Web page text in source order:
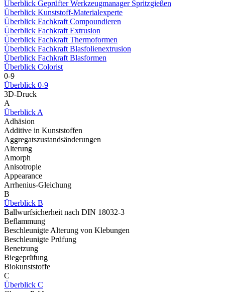
Überblick Geprüfter Werkzeugmanager Spritzgießen
Überblick Kunststoff-Materialexperte
Überblick Fachkraft Compoundieren
Überblick Fachkraft Extrusion
Überblick Fachkraft Thermoformen
Überblick Fachkraft Blasfolienextrusion
Überblick Fachkraft Blasformen
Überblick Colorist
0-9
Überblick 0-9
3D-Druck
A
Überblick A
Adhäsion
Additive in Kunststoffen
Aggregatszustandsänderungen
Alterung
Amorph
Anisotropie
Appearance
Arrhenius-Gleichung
B
Überblick B
Ballwurfsicherheit nach DIN 18032-3
Beflammung
Beschleunigte Alterung von Klebungen
Beschleunigte Prüfung
Benetzung
Biegeprüfung
Biokunststoffe
C
Überblick C